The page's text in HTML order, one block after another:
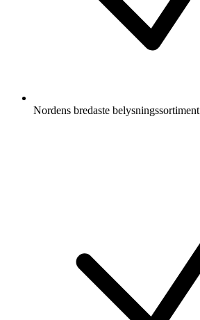
Nordens bredaste belysningssortiment